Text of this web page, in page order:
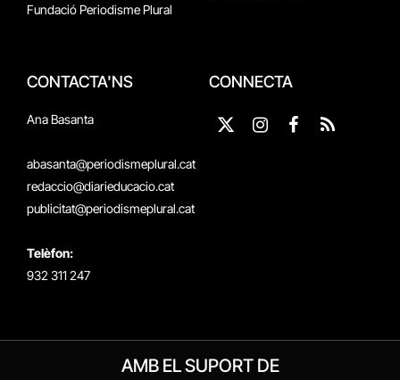
Fundació Periodisme Plural
CONTACTA'NS
Ana Basanta
abasanta@periodismeplural.cat
redaccio@diarieducacio.cat
publicitat@periodismeplural.cat
Telèfon:
932 311 247
CONNECTA
X
InstagramFacebook
RSS
AMB EL SUPORT DE